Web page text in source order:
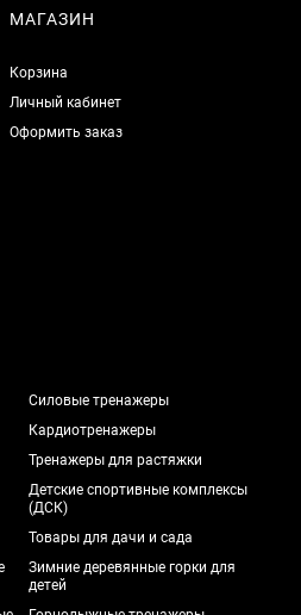
МАГАЗИН
Корзина
Личный кабинет
Оформить заказ
Силовые тренажеры
Кардиотренажеры
Тренажеры для растяжки
Детские спортивные комплексы
(ДСК)
Товары для дачи и сада
Зимние деревянные горки для
детей